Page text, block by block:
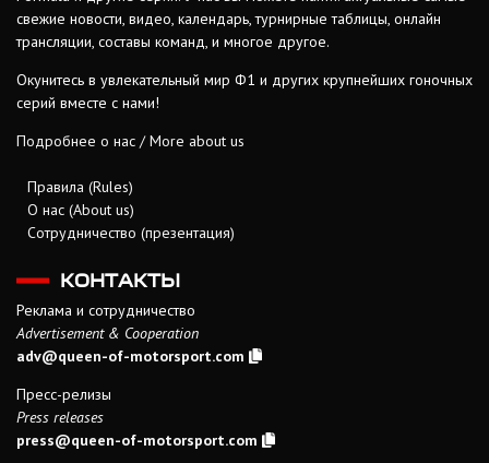
свежие новости, видео, календарь, турнирные таблицы, онлайн
трансляции, составы команд, и многое другое.
Окунитесь в увлекательный мир Ф1 и других крупнейших гоночных
серий вместе с нами!
Подробнее о нас / More about us
Правила (Rules)
О нас (About us)
Сотрудничество (презентация)
КОНТАКТЫ
Реклама и сотрудничество
Advertisement & Cooperation
adv@queen-of-motorsport.com
Пресс-релизы
Press releases
press@queen-of-motorsport.com